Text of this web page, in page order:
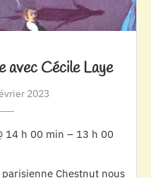
avec Cécile Laye
2023
h 00 min – 13 h 00
parisienne Chestnut nous